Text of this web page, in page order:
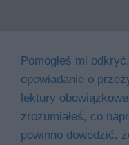
Pomogłeś mi
opowiadanie o
lektury
zrozumiałeś, co
powinno dowodzić,